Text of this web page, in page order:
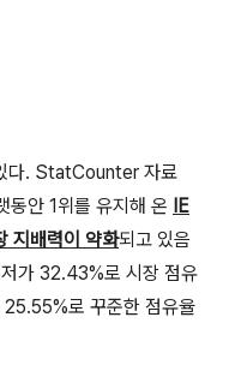
다. StatCounter 자료
안 1위를 유지해 온 IE
지배력이 약화되고 있음
가 32.43%로 시장 점유
25.55%로 꾸준한 점유율